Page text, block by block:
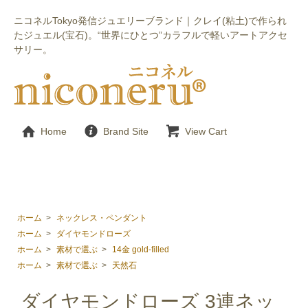
ニコネルTokyo発信ジュエリーブランド｜クレイ(粘土)で作られ
たジュエル(宝石)。“世界にひとつ”カラフルで軽いアートアクセ
サリー。
Home Brand Site View Cart
ホーム >
ネックレス・ペンダント
ホーム >
ダイヤモンドローズ
ホーム > 素材で選ぶ >
14金 gold-filled
ホーム > 素材で選ぶ > 天然石
ダイヤモンドローズ 3連ネッ